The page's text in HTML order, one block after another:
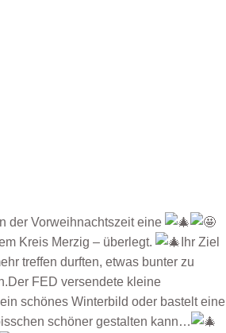
der Vorweihnachtszeit eine
Kreis Merzig – überlegt.
Ihr Ziel
treffen durften, etwas bunter zu
FED versendete kleine
schönes Winterbild oder bastelt eine
schöner gestalten kann…